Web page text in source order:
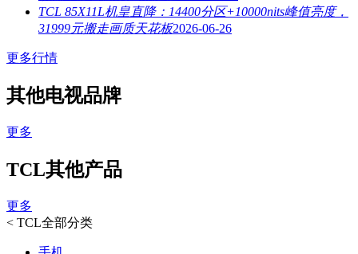
TCL 85X11L机皇直降：14400分区+10000nits峰值亮度，
31999元搬走画质天花板2026-06-26
更多行情
其他电视品牌
更多
TCL其他产品
更多
< TCL全部分类